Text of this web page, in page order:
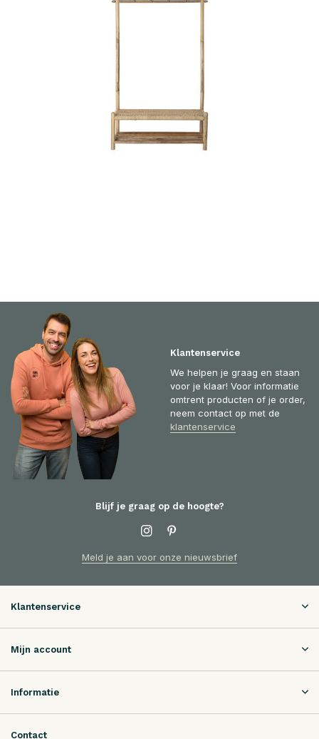
Klantenservice
We helpen je graag en staan
voor je klaar! Voor informatie
omtrent producten of je order,
neem contact op met de
klantenservice
Blijf je graag op de hoogte?
Meld je aan voor onze nieuwsbrief
Klantenservice
Mijn account
Informatie
Contact